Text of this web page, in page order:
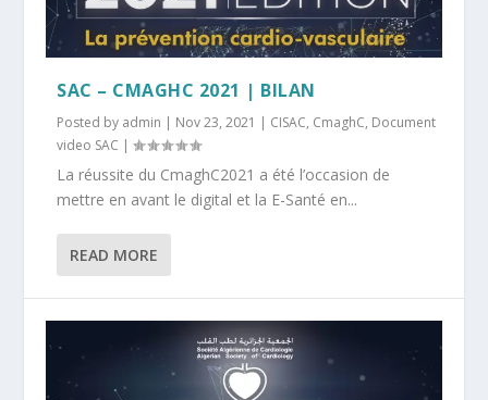
SAC – CMAGHC 2021 | BILAN
Posted by admin | Nov 23, 2021 | CISAC, CmaghC, Document
video SAC |
La réussite du CmaghC2021 a été l’occasion de
mettre en avant le digital et la E-Santé en...
READ MORE